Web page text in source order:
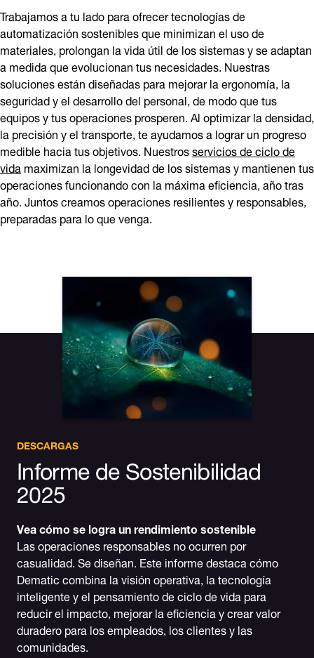
Trabajamos a tu lado para ofrecer tecnologías de
automatización sostenibles que minimizan el uso de
materiales, prolongan la vida útil de los sistemas y se adaptan
a medida que evolucionan tus necesidades. Nuestras
soluciones están diseñadas para mejorar la ergonomía, la
seguridad y el desarrollo del personal, de modo que tus
equipos y tus operaciones prosperen. Al optimizar la densidad,
la precisión y el transporte, te ayudamos a lograr un progreso
medible hacia tus objetivos. Nuestrosservicios de ciclo de
vidamaximizan la longevidad de los sistemas y mantienen tus
operaciones funcionando con la máxima eficiencia, año tras
año. Juntos creamos operaciones resilientes y responsables,
preparadas para lo que venga.
DESCARGAS
Informe de Sostenibilidad
2025
Vea cómo se logra un rendimiento sostenible
Las operaciones responsables no ocurren por
casualidad. Se diseñan. Este informe destaca cómo
Dematic combina la visión operativa, la tecnología
inteligente y el pensamiento de ciclo de vida para
reducir el impacto, mejorar la eficiencia y crear valor
duradero para los empleados, los clientes y las
comunidades.